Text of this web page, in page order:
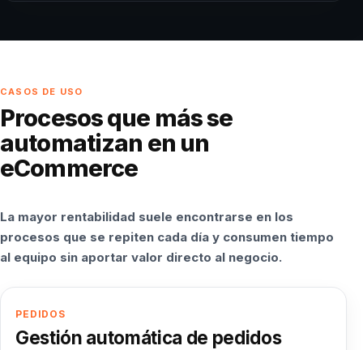
CASOS DE USO
Procesos que más se
automatizan en un
eCommerce
La mayor rentabilidad suele encontrarse en los
procesos que se repiten cada día y consumen tiempo
al equipo sin aportar valor directo al negocio.
PEDIDOS
Gestión automática de pedidos